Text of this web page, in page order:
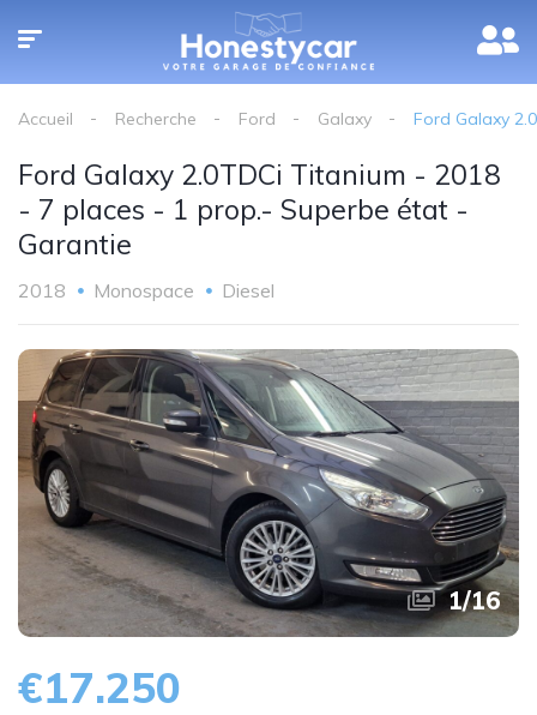
Accueil Recherche Ford Galaxy Ford Galaxy
Ford Galaxy 2.0TDCi Titanium - 2018
- 7 places - 1 prop.- Superbe état -
Garantie
2018 Monospace Diesel
1/16
€17.250